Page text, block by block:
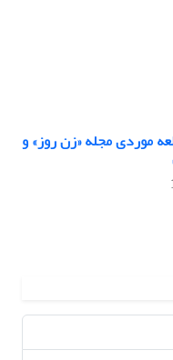
موردی مجله «زن روز» و